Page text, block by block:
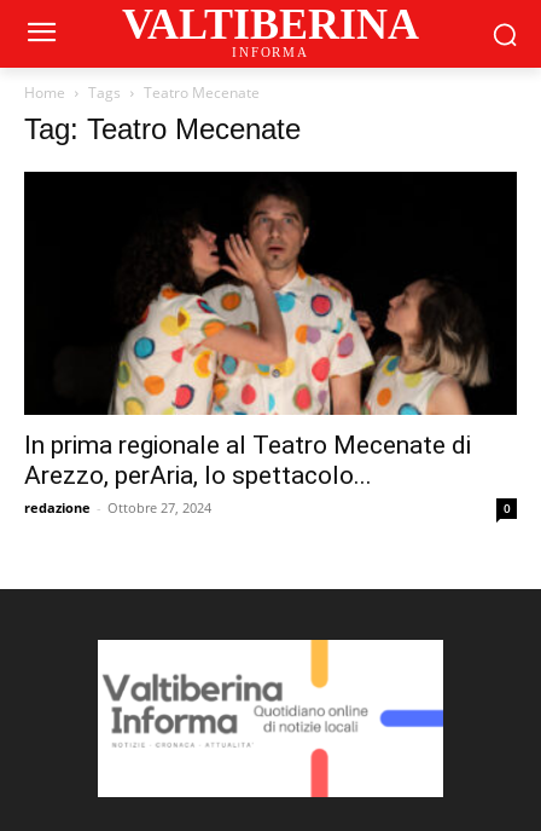
VALTIBERINA
INFORMA
Home Tags Teatro Mecenate
Tag: Teatro Mecenate
In prima regionale al Teatro Mecenate di
Arezzo, perAria, lo spettacolo...
redazione - Ottobre 27, 2024 0